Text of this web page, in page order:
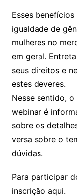
Esses
igualdade de
mulheres no
em geral.
seus direitos e
estes deveres.
Nesse sentido,
webinar é
sobre os
versa sobre o
dúvidas.
Para participar
inscrição aqui.